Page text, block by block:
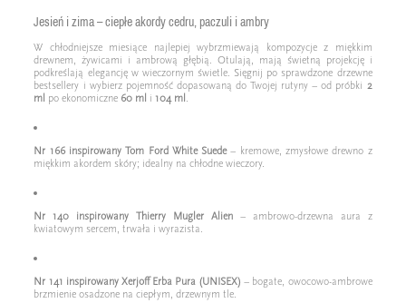
Jesień i zima – ciepłe akordy cedru, paczuli i ambry
W chłodniejsze miesiące najlepiej wybrzmiewają kompozycje z miękkim
drewnem, żywicami i ambrową głębią. Otulają, mają świetną projekcję i
podkreślają elegancję w wieczornym świetle. Sięgnij po sprawdzone drzewne
bestsellery i wybierz pojemność dopasowaną do Twojej rutyny – od próbki 2
ml po ekonomiczne 60 ml i 104 ml.
Nr 166 inspirowany Tom Ford White Suede– kremowe, zmysłowe drewno z
miękkim akordem skóry; idealny na chłodne wieczory.
Nr 140 inspirowany Thierry Mugler Alien– ambrowo-drzewna aura z
kwiatowym sercem, trwała i wyrazista.
Nr 141 inspirowany Xerjoff Erba Pura (UNISEX) – bogate, owocowo-ambrowe
brzmienie osadzone na ciepłym, drzewnym tle.